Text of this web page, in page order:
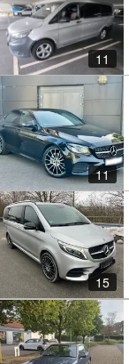
11
11
15